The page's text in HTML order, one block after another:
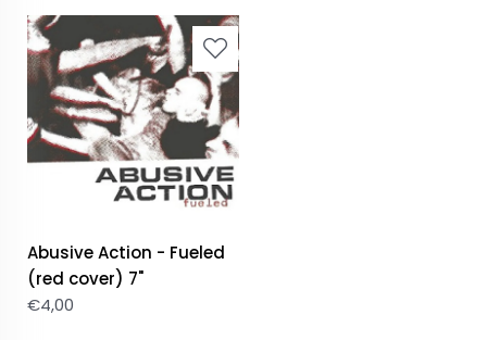
Abusive Action - Fueled
(red cover) 7"
€4,00